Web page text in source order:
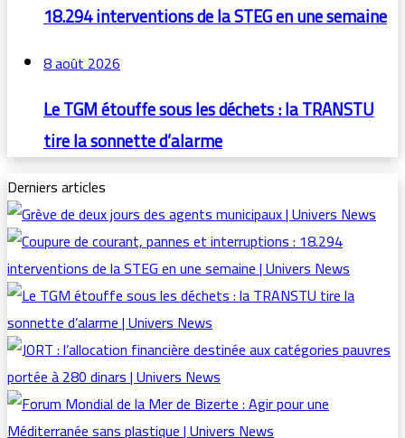
18.294 interventions de la STEG en une semaine
8 août 2026
Le TGM étouffe sous les déchets : la TRANSTU
tire la sonnette d’alarme
Derniers articles